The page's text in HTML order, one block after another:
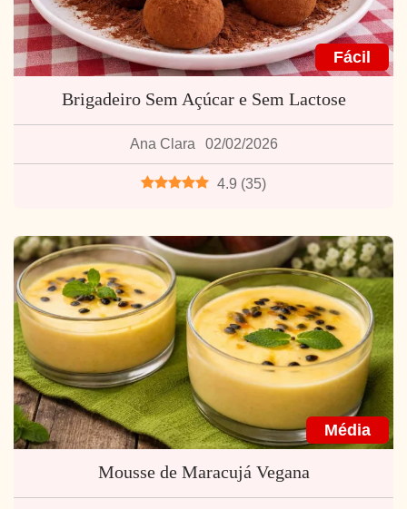
Fácil
Brigadeiro Sem Açúcar e Sem Lactose
Ana Clara 02/02/2026
4.9 (35)
Média
Mousse de Maracujá Vegana